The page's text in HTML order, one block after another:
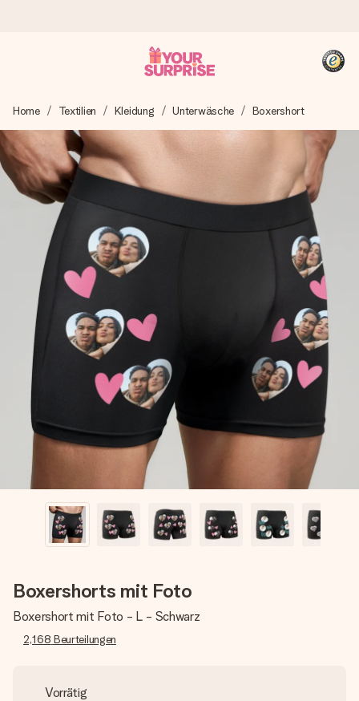
Wir bereiten dein Geschenk sorgfältig vor und schicken es
blitzschnell – damit du es genau zum richtigen Zeitpunkt
überreichen kannst, wenn es am meisten zählt.
4,8 (basierend auf +15.000 Bewertungen)
Unsere Geschenke begeistern. Kunden bewerten uns mit
4,8 bei Google Reviews (Gesamtergebnis aller Länder, in
die wir versenden).
+49 39292 929695
Montag - Freitag : 8:30 - 17:00 Uhr
Samstag - Sonntag : 8:30 - 13:00 Uhr
Home Textilien Kleidung Unterwäsche Boxershort
Boxershorts mit Foto
Boxershort mit Foto - L - Schwarz
2,168 Beurteilungen
Vorrätig